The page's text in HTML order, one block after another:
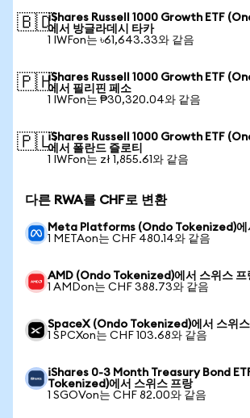
🇧🇩iShares Russell 1000 Growth ETF
에서 방글라데시 타카
1 IWFon는 ৳61,643.33와 같음
🇵🇭iShares Russell 1000 Growth ETF
에서 필리핀 페소
1 IWFon는 ₱30,320.04와 같음
🇵🇱iShares Russell 1000 Growth ETF
에서 폴란드 즐로티
1 IWFon는 zł 1,855.61와 같음
다른 RWA를 CHF로 변환
Meta Platforms (Ondo Tokenized)에
1 METAon는 CHF 480.14와 같음
AMD (Ondo Tokenized)에서 스위스 프
1 AMDon는 CHF 388.73와 같음
SpaceX (Ondo Tokenized)에서 스위
1 SPCXon는 CHF 103.68와 같음
iShares 0-3 Month Treasury Bond
Tokenized)에서 스위스 프랑
1 SGOVon는 CHF 82.00와 같음